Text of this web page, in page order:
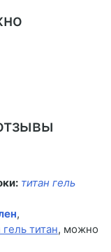
титан гель
,
гель титан, можно